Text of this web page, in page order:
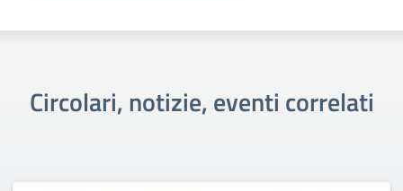
Circolari, notizie, eventi correlati